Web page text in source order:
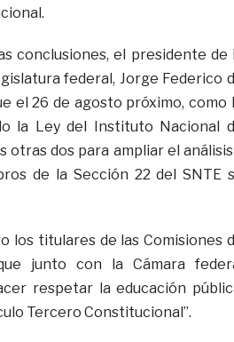
conclusiones, el presidente de
federal, Jorge Federico
el 26 de agosto próximo, como
la Ley del Instituto Nacional
otras dos para ampliar el
de la Sección 22 del SNTE
los titulares de las Comisiones
junto con la Cámara
respetar la educación
Tercero Constitucional”.